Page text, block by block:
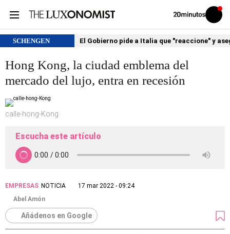
Volver
Iniciar
sesión
SCHENGEN El Gobierno pide a Italia que "reaccione" y
Hong Kong, la ciudad emblema del
mercado del lujo, entra en recesión
calle-hong-Kong
Escucha este artículo
EMPRESAS NOTICIA
17 mar 2022 - 09:24
Abel Amón
Añádenos en Google